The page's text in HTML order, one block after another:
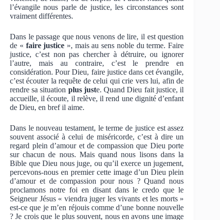
l’évangile nous parle de justice, les circonstances sont
vraiment différentes.
Dans le passage que nous venons de lire, il est question
de « faire justice », mais au sens noble du terme. Faire
justice, c’est non pas chercher à détruire, ou ignorer
l’autre, mais au contraire, c’est le prendre en
considération. Pour Dieu, faire justice dans cet évangile,
c’est écouter la requête de celui qui crie vers lui, afin de
rendre sa situation plus juste. Quand Dieu fait justice, il
accueille, il écoute, il relève, il rend une dignité d’enfant
de Dieu, en bref il aime.
Dans le nouveau testament, le terme de justice est assez
souvent associé à celui de miséricorde, c’est à dire un
regard plein d’amour et de compassion que Dieu porte
sur chacun de nous. Mais quand nous lisons dans la
Bible que Dieu nous juge, ou qu’il exerce un jugement,
percevons-nous en premier cette image d’un Dieu plein
d’amour et de compassion pour nous ? Quand nous
proclamons notre foi en disant dans le credo que le
Seigneur Jésus « viendra juger les vivants et les morts »
est-ce que je m’en réjouis comme d’une bonne nouvelle
? Je crois que le plus souvent, nous en avons une image